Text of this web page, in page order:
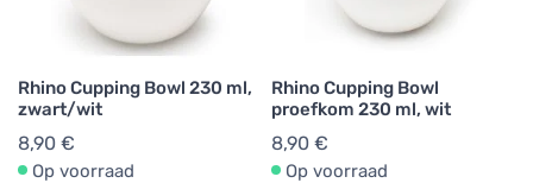
Rhino Cupping Bowl 230 ml,
zwart/wit
8,90 €
Op voorraad
Rhino Cupping Bowl
proefkom 230 ml, wit
8,90 €
Op voorraad